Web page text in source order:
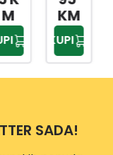
GRA
NE
TELE
SKOP
HEPS
KM
ŽIVIC
U
710-
860
MM
M
KUPI
SADA!